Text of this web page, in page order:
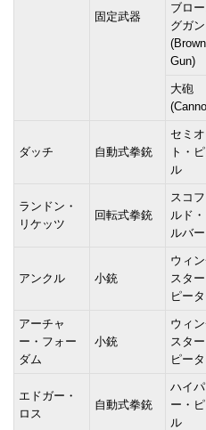
固定武器
ブロ
グガン
Gun)
大砲
ダッチ 自動式拳銃
セミ
ト・
ル
ランドン・
リケッツ
回転式拳銃
スコ
ルド
ルバー
アンクル 小銃
ウィ
スタ
ピー
アーチャ
ー・フォー
ダム
小銃
ウィ
スタ
ピー
エドガー・
ロス
自動式拳銃
ハイパ
ー・
ル